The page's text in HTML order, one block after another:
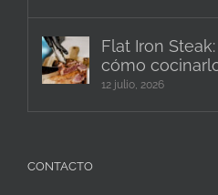
Flat Iron
cómo
12 julio, 2026
CONTACTO